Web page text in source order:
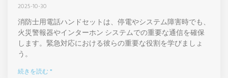
2025-10-30
消防士用電話ハンドセットは、停電やシステム障害時でも、
火災警報器やインターホン システムでの重要な通信を確保
します。緊急対応における彼らの重要な役割を学びましょ
う。
続きを読む "